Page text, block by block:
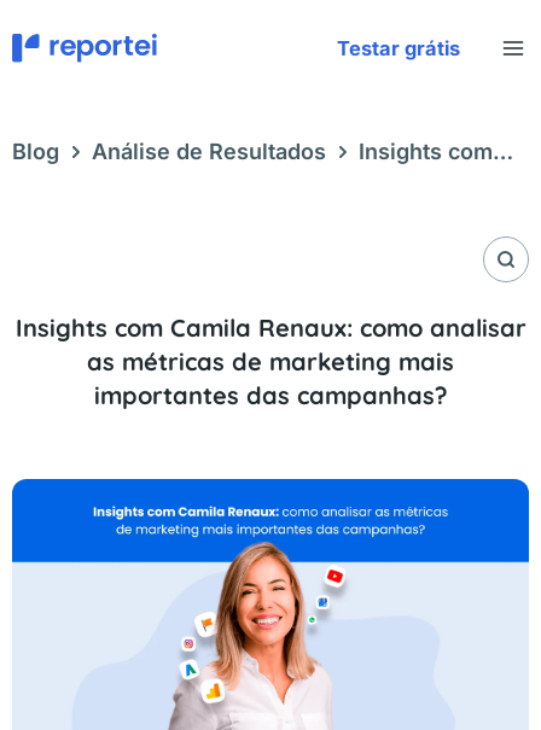
para
Testar grátis
Blog Análise de Resultados
Insights com
marketing mais importantes das campanhas?
Insights com Camila Renaux: como analisar
as métricas de marketing mais
importantes das campanhas?